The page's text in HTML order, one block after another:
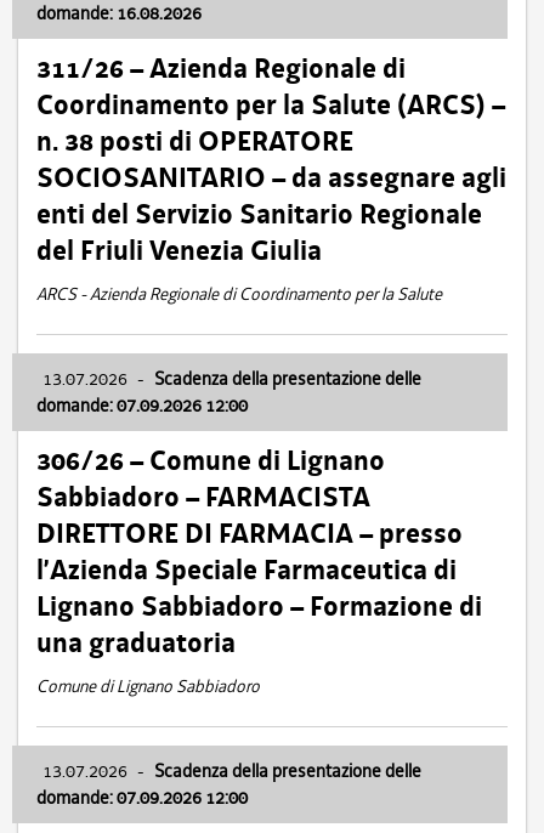
domande: 16.08.2026
311/26 – Azienda Regionale di
Coordinamento per la Salute (ARCS) –
n. 38 posti di OPERATORE
SOCIOSANITARIO – da assegnare agli
enti del Servizio Sanitario Regionale
del Friuli Venezia Giulia
ARCS - Azienda Regionale di Coordinamento per la Salute
13.07.2026 - Scadenza della presentazione delle
domande: 07.09.2026 12:00
306/26 – Comune di Lignano
Sabbiadoro – FARMACISTA
DIRETTORE DI FARMACIA – presso
l’Azienda Speciale Farmaceutica di
Lignano Sabbiadoro – Formazione di
una graduatoria
Comune di Lignano Sabbiadoro
13.07.2026 - Scadenza della presentazione delle
domande: 07.09.2026 12:00